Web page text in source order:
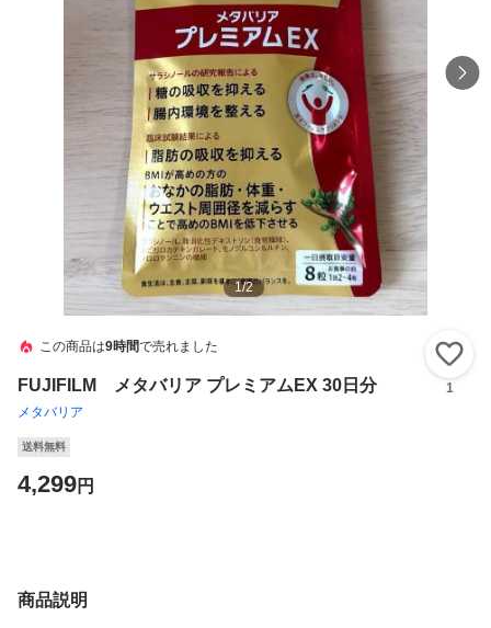
1/2
この商品は9時間で売れました
FUJIFILM メタバリア プレミアムEX 30日分
メタバリア
1
送料無料
4,299円
商品説明